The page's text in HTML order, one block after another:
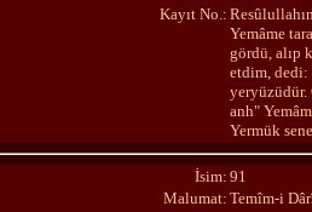
Kayıt No.:
Yemâme
gördü, alıp
etdim, dedi:
yeryüzüdür.
anh"
Yermük
İsim: 91
Malumat: Temîm-i